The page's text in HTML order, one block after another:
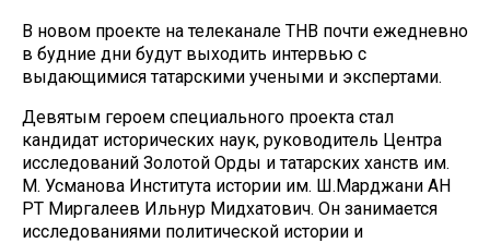
В новом проекте на телеканале ТНВ почти ежедневно
в будние дни будут выходить интервью с
выдающимися татарскими учеными и экспертами.
Девятым героем специального проекта стал
кандидат исторических наук, руководитель Центра
исследований Золотой Орды и татарских ханств им.
М. Усманова Института истории им. Ш.Марджани АН
РТ Миргалеев Ильнур Мидхатович. Он занимается
исследованиями политической истории и